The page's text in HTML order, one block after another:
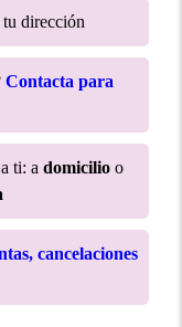
dirección
Contacta para
ti: a domicilio o
cancelaciones